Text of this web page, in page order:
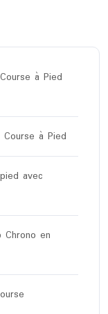
à Pied
à Pied
avec
en